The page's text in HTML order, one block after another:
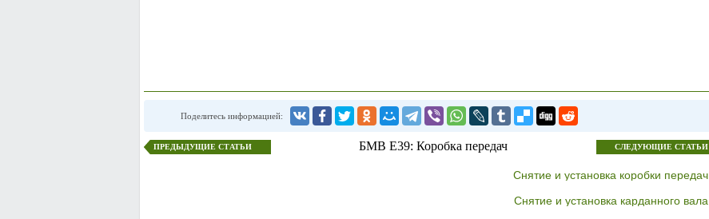
Поделитесь информацией:
ПРЕДЫДУЩИЕ СТАТЬИ БМВ E39: Коробка передач СЛЕДУЮЩИЕ СТАТЬИ
Снятие и установка коробки передач
Снятие и установка карданного вала